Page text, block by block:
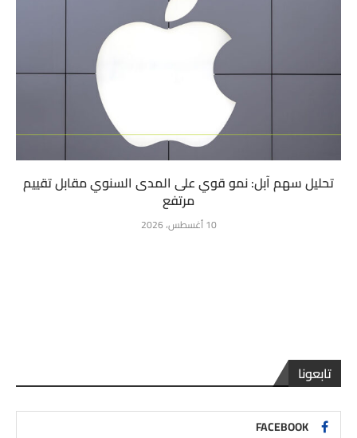
تحليل سهم آبل: نمو قوي على المدى السنوي مقابل تقييم
مرتفع
10 أغسطس، 2026
تابعونا
FACEBOOK